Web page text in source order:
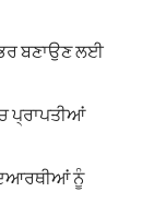
ਬਣਾਉਣ ਲਈ
ਪ੍ਰਾਪਤੀਆਂ
ਨੂੰ